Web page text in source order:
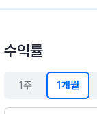
수익률
1주 1개월